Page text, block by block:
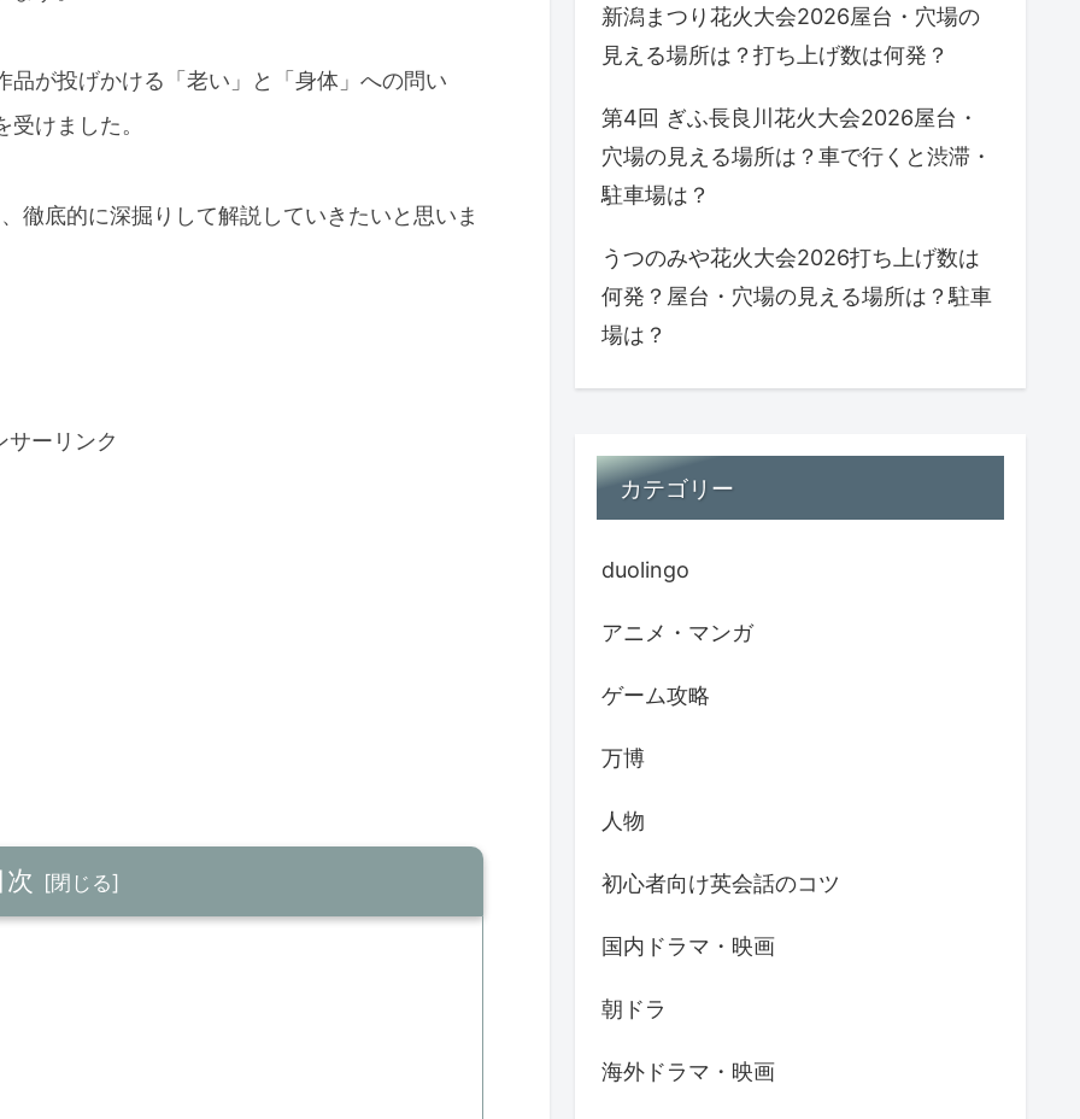
が投げかける「老い」と「身体」への問い
けました。
徹底的に深掘りして解説していきたいと思いま
サーリンク
次
新潟まつり花火大会2026屋台・穴場の
見える場所は？打ち上げ数は何発？
第4回 ぎふ長良川花火大会2026屋台・
穴場の見える場所は？車で行くと渋滞・
駐車場は？
うつのみや花火大会2026打ち上げ数は
何発？屋台・穴場の見える場所は？駐車
場は？
カテゴリー
duolingo
アニメ・マンガ
ゲーム攻略
万博
人物
初心者向け英会話のコツ
国内ドラマ・映画
朝ドラ
海外ドラマ・映画